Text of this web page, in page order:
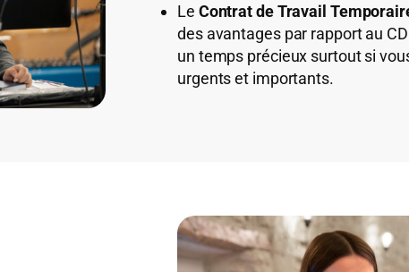
Le Contrat de Travail
des avantages par rapport au
un temps précieux surtout si
urgents et importants.